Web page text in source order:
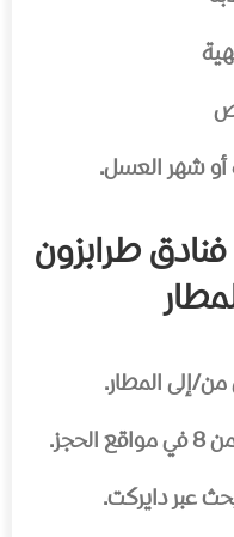
أو شهر العسل.
طرابزون
إلى المطار.
عبر دايركت.